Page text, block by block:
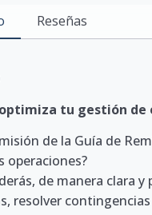
Reseñas
optimiza tu gestión de
de la Guía de
operaciones?
de manera clara
resolver